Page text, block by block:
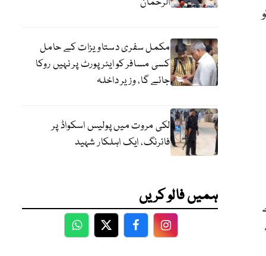
مکمل سفری دستاویزات کے حامل
کسی مسافر کو ایئرپورٹ پر نہیں روکا
جائے گا، وزیر داخلہ
لکی مروت میں پولیس اسکواڈ پر
فائرنگ، ایک اہلکار شہید
ہمیں فالو کریں
WhatsApp
TwitterFacebookFacebook